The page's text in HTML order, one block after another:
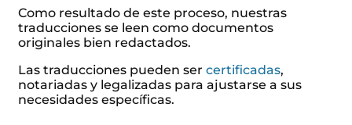
Como resultado de este proceso, nuestras
traducciones se leen como documentos
originales bien redactados.
Las traducciones pueden ser certificadas,
notariadas y legalizadas para ajustarse a sus
necesidades específicas.